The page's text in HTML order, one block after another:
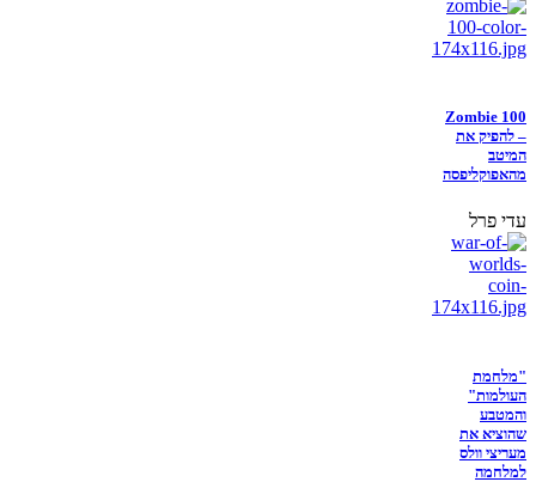
Zombie 100
– להפיק את
המיטב
מהאפוקליפסה
עדי פרל
"מלחמת
העולמות"
והמטבע
שהוציא את
מעריצי וולס
למלחמה